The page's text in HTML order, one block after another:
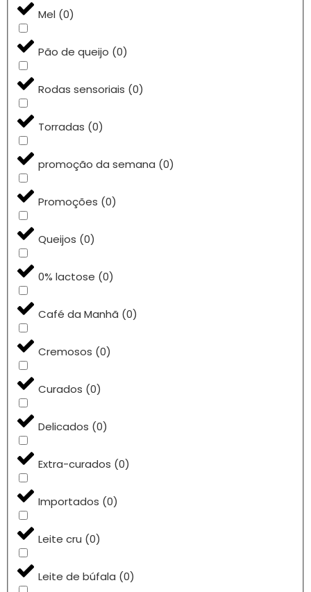
Mel (0)
Pão de queijo (0)
Rodas sensoriais (0)
Torradas (0)
promoção da semana (0)
Promoções (0)
Queijos (0)
0% lactose (0)
Café da Manhã (0)
Cremosos (0)
Curados (0)
Delicados (0)
Extra-curados (0)
Importados (0)
Leite cru (0)
Leite de búfala (0)